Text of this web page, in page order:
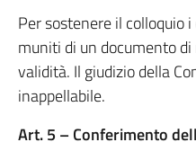
Per sostenere il colloquio
muniti di un documento
validità. Il giudizio della
inappellabile.
Art. 5 – Conferimento